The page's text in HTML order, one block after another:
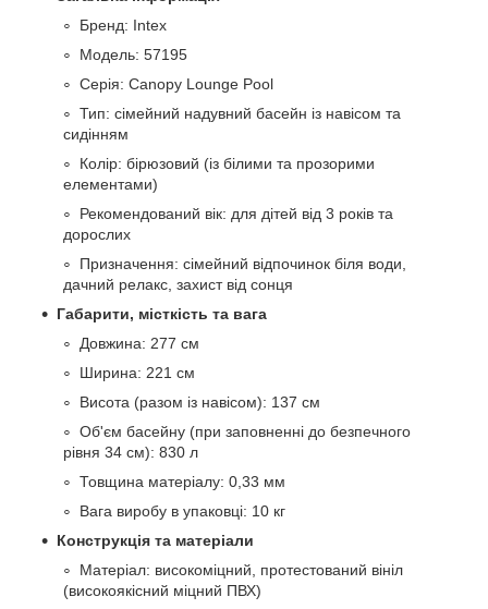
Бренд: Intex
Модель: 57195
Серія: Canopy Lounge Pool
Тип: сімейний надувний басейн із навісом та
сидінням
Колір: бірюзовий (із білими та прозорими
елементами)
Рекомендований вік: для дітей від 3 років та
дорослих
Призначення: сімейний відпочинок біля води,
дачний релакс, захист від сонця
Габарити, місткість та вага
Довжина: 277 см
Ширина: 221 см
Висота (разом із навісом): 137 см
Об'єм басейну (при заповненні до безпечного
рівня 34 см): 830 л
Товщина матеріалу: 0,33 мм
Вага виробу в упаковці: 10 кг
Конструкція та матеріали
Матеріал: високоміцний, протестований вініл
(високоякісний міцний ПВХ)